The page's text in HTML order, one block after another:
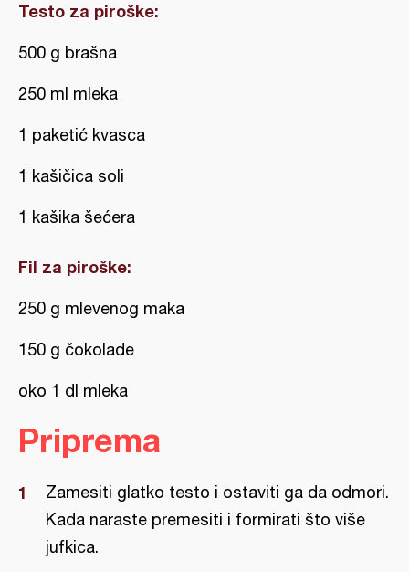
Testo za piroške:
500 g brašna
250 ml mleka
1 paketić kvasca
1 kašičica soli
1 kašika šećera
Fil za piroške:
250 g mlevenog maka
150 g čokolade
oko 1 dl mleka
Priprema
Zamesiti glatko testo i ostaviti ga da odmori.
Kada naraste premesiti i formirati što više
jufkica.